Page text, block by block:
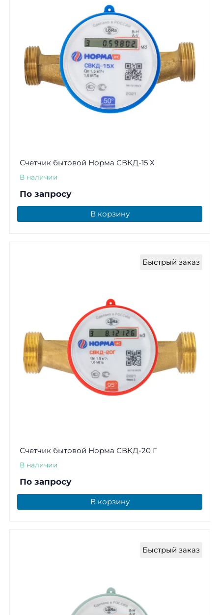
Счетчик бытовой Норма СВКД-15 Х
В наличии
По запросу
В корзину
Быстрый заказ
Счетчик бытовой Норма СВКД-20 Г
В наличии
По запросу
В корзину
Быстрый заказ